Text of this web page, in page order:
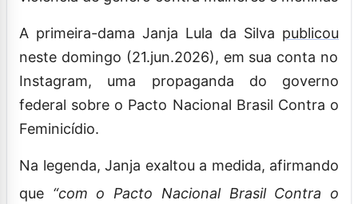
A primeira-dama Janja Lula da Silva publicou
neste domingo (21.jun.2026), em sua conta no
Instagram, uma propaganda do governo
federal sobre o Pacto Nacional Brasil Contra o
Feminicídio.
Na legenda, Janja exaltou a medida, afirmando
que “com o Pacto Nacional Brasil Contra o